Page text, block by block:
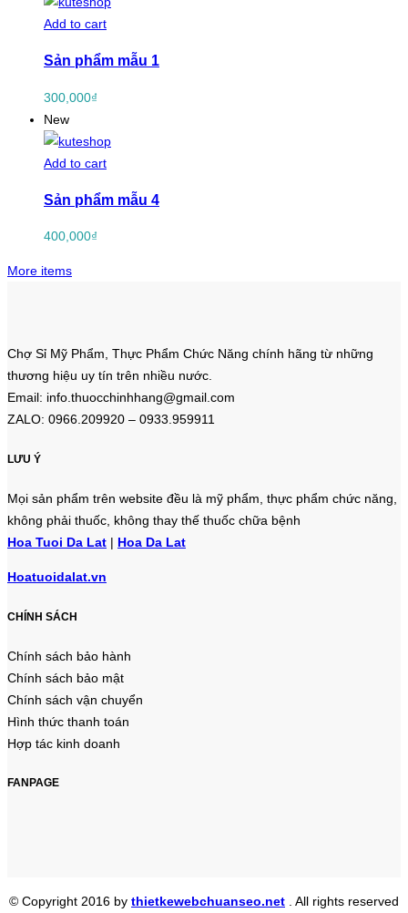
Add to cart
Sản phẩm mẫu 1
300,000₫
New
Add to cart
Sản phẩm mẫu 4
400,000₫
More items
Chợ Sỉ Mỹ Phẩm, Thực Phẩm Chức Năng chính hãng từ những
thương hiệu uy tín trên nhiều nước.
Email: info.thuocchinhhang@gmail.com
ZALO: 0966.209920 – 0933.959911
LƯU Ý
Mọi sản phẩm trên website đều là mỹ phẩm, thực phẩm chức năng,
không phải thuốc, không thay thế thuốc chữa bệnh
Hoa Tuoi Da Lat | Hoa Da Lat
Hoatuoidalat.vn
CHÍNH SÁCH
Chính sách bảo hành
Chính sách bảo mật
Chính sách vận chuyển
Hình thức thanh toán
Hợp tác kinh doanh
FANPAGE
© Copyright 2016 by thietkewebchuanseo.net . All rights reserved